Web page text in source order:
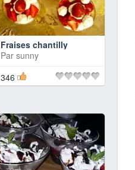
Fraises chantilly
Par sunny
346